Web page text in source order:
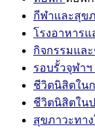
กีฬาและสุข
โรงอาหารแ
กิจกรรมแล
รอบรั้วจุฬาฯ
ชีวิตนิสิตใน
ชีวิตนิสิตใน
สุขภาวะทา